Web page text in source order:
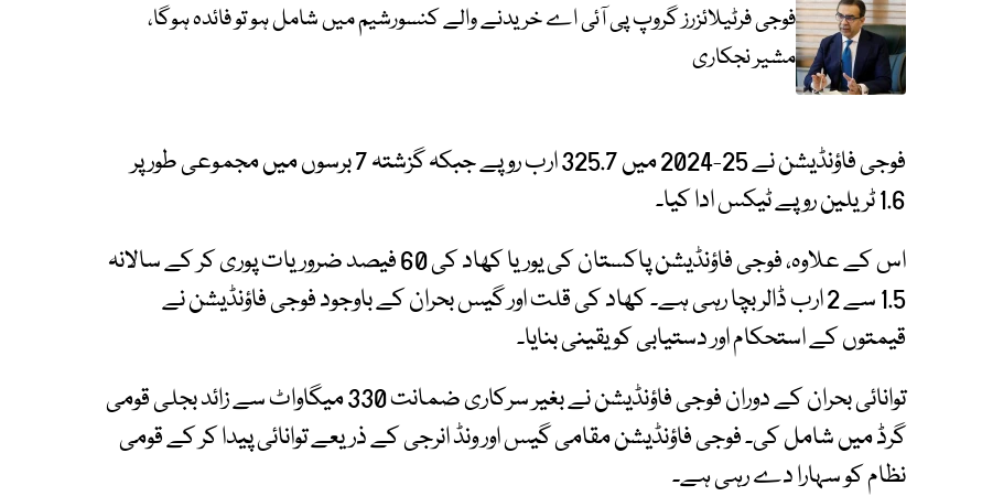
فوجی فرٹیلائزرز گروپ پی آئی اے خریدنے والے کنسورشیم میں شامل ہو تو فائدہ ہوگا،
مشیر نجکاری
فوجی فاؤنڈیشن نے 25-2024 میں 325.7 ارب روپے جبکہ گزشتہ 7 برسوں میں مجموعی طور پر
1.6 ٹریلین روپے ٹیکس ادا کیا۔
اس کے علاوہ، فوجی فاؤنڈیشن پاکستان کی یوریا کھاد کی 60 فیصد ضروریات پوری کر کے سالانہ
1.5 سے 2 ارب ڈالر بچا رہی ہے۔ کھاد کی قلت اور گیس بحران کے باوجود فوجی فاؤنڈیشن نے
قیمتوں کے استحکام اور دستیابی کو یقینی بنایا۔
توانائی بحران کے دوران فوجی فاؤنڈیشن نے بغیر سرکاری ضمانت 330 میگاواٹ سے زائد بجلی قومی
گرڈ میں شامل کی۔ فوجی فاؤنڈیشن مقامی گیس اور ونڈ انرجی کے ذریعے توانائی پیدا کر کے قومی
نظام کو سہارا دے رہی ہے۔